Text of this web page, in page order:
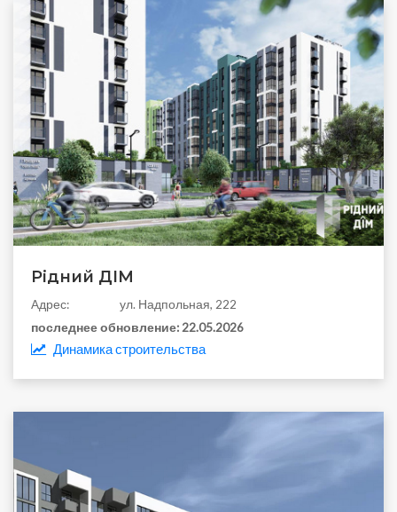
Рідний ДІМ
Aдрес:
ул. Надпольная, 222
последнее обновление:22.05.2026
Динамика строительства